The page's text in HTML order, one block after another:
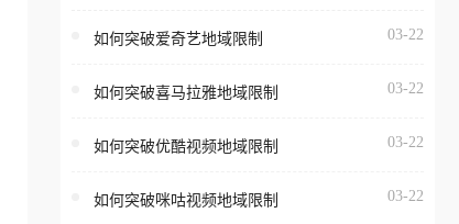
亚、欧洲等国家和地区时，
台一样，出现地区及版权限
地区播放。 遇到这个问题的
在海外打开网易云音乐，却
所在的地区无法播放”的提示
门、台湾、美国、加拿大、
区时，网易云音乐也会像其
如何突破爱奇艺地域限制 03-22
如何突破喜马拉雅地域限制 03-22
如何突破优酷视频地域限制 03-22
如何突破咪咕视频地域限制 03-22